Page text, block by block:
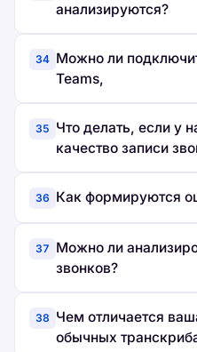
анализируются?
34 Можно ли
Teams,
35 Что делать, если у
качество записи
36 Как формируются
37 Можно ли
звонков?
38 Чем отличается
обычных